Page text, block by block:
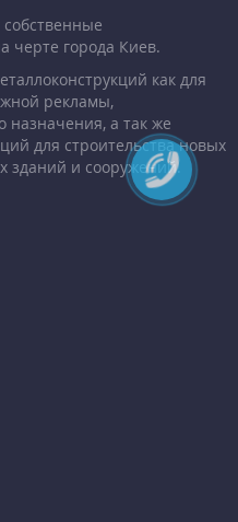
черте города Киев.
как для
рекламы,
назначения, а так же
для строительства новых
зданий и сооружений.